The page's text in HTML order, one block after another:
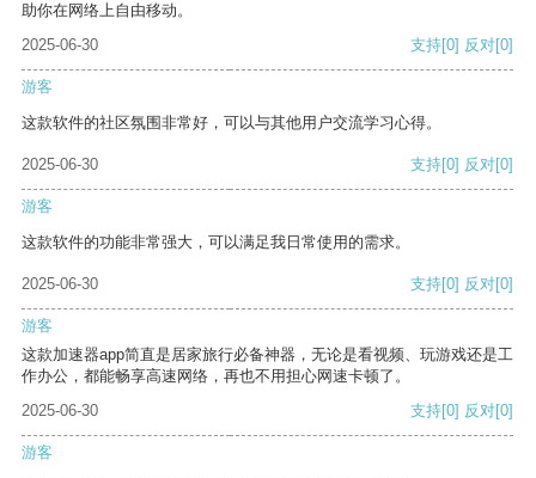
助你在网络上自由移动。
2025-06-30
支持[0] 反对[0]
游客
这款软件的社区氛围非常好，可以与其他用户交流学习心得。
2025-06-30 支持[0] 反对[0]
游客
这款软件的功能非常强大，可以满足我日常使用的需求。
2025-06-30 支持[0] 反对[0]
游客
这款加速器app简直是居家旅行必备神器，无论是看视频、玩游戏还是工
作办公，都能畅享高速网络，再也不用担心网速卡顿了。
2025-06-30
支持[0] 反对[0]
游客